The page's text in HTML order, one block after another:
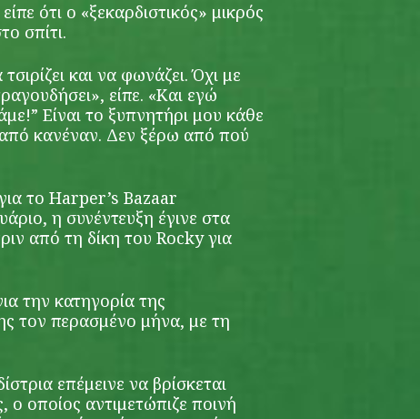
ότι ο «ξεκαρδιστικός» μικρός
σπίτι.
και να φωνάζει. Όχι με
είπε. «Και εγώ
Είναι το ξυπνητήρι μου κάθε
κανέναν. Δεν ξέρω από πού
το Harper’s Bazaar
η συνέντευξη έγινε στα
από τη δίκη του Rocky για
την κατηγορία της
τον περασμένο μήνα, με τη
επέμεινε να βρίσκεται
οποίος αντιμετώπιζε ποινή